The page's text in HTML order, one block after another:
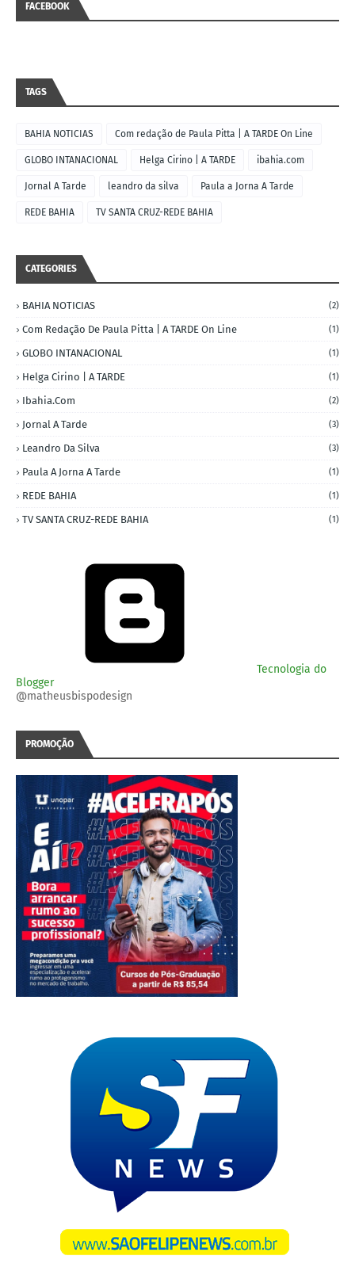
FACEBOOK
TAGS
BAHIA NOTICIAS Com redação de Paula Pitta | A TARDE On Line
GLOBO INTANACIONAL Helga Cirino | A TARDE ibahia.com
Jornal A Tarde leandro da silva Paula a Jorna A Tarde
REDE BAHIA TV SANTA CRUZ-REDE BAHIA
CATEGORIES
BAHIA NOTICIAS (2)
Com Redação De Paula Pitta | A TARDE On Line (1)
GLOBO INTANACIONAL (1)
Helga Cirino | A TARDE (1)
Ibahia.com (2)
Jornal A Tarde (3)
Leandro Da Silva (3)
Paula A Jorna A Tarde (1)
REDE BAHIA (1)
TV SANTA CRUZ-REDE BAHIA (1)
Tecnologia do
Blogger
@matheusbispodesign
PROMOÇÃO